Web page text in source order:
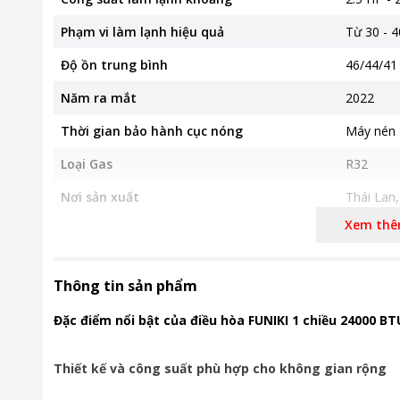
Phạm vi làm lạnh hiệu quả
Từ 30 -
Độ ồn trung bình
46/44/41
Năm ra mắt
2022
Thời gian bảo hành cục nóng
Máy nén
Loại Gas
R32
Nơi sản xuất
Thái Lan,
24 tháng
Lọc bụi, kháng khuẩn, khử mùi
Lưới lọc
Kích thước - Khối lượng dàn lạnh
Dài 104
Xem
Thông tin sản phẩm
Đặc điểm nổi bật của điều hòa FUNIKI 1 chiều 24000
Thiết kế và công suất phù hợp cho không gian rộng